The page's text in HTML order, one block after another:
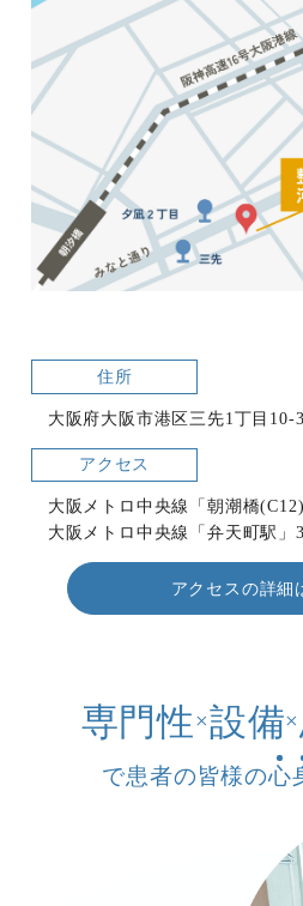
住所
大阪府大阪市港区三先1丁目10-
アクセス
大阪メトロ中央線「朝潮橋
大阪メトロ中央線「弁天町駅」
アクセスの詳細
専門性×設備×
で患者の皆様の心